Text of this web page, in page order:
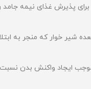
پذیرش غذای نیمه جامد
شیر خوار که منجر به
ایجاد واکنش بدن